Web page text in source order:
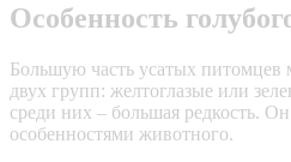
Особенность
Большую часть усатых питомцев
двух групп: желтоглазые или
среди них – большая редкость.
особенностями животного.